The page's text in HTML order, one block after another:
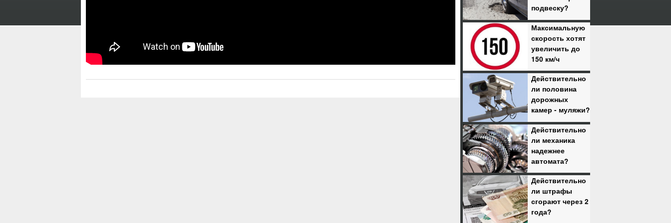
подвеску?
Максимальную
скорость хотят
увеличить до
150 км/ч
Действительно
ли половина
дорожных
камер - муляжи?
Действительно
ли механика
надежнее
автомата?
Действительно
ли штрафы
сгорают через 2
года?